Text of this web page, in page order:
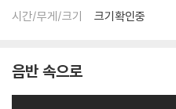
시간/무게/크기
크기확인중
음반 속으로